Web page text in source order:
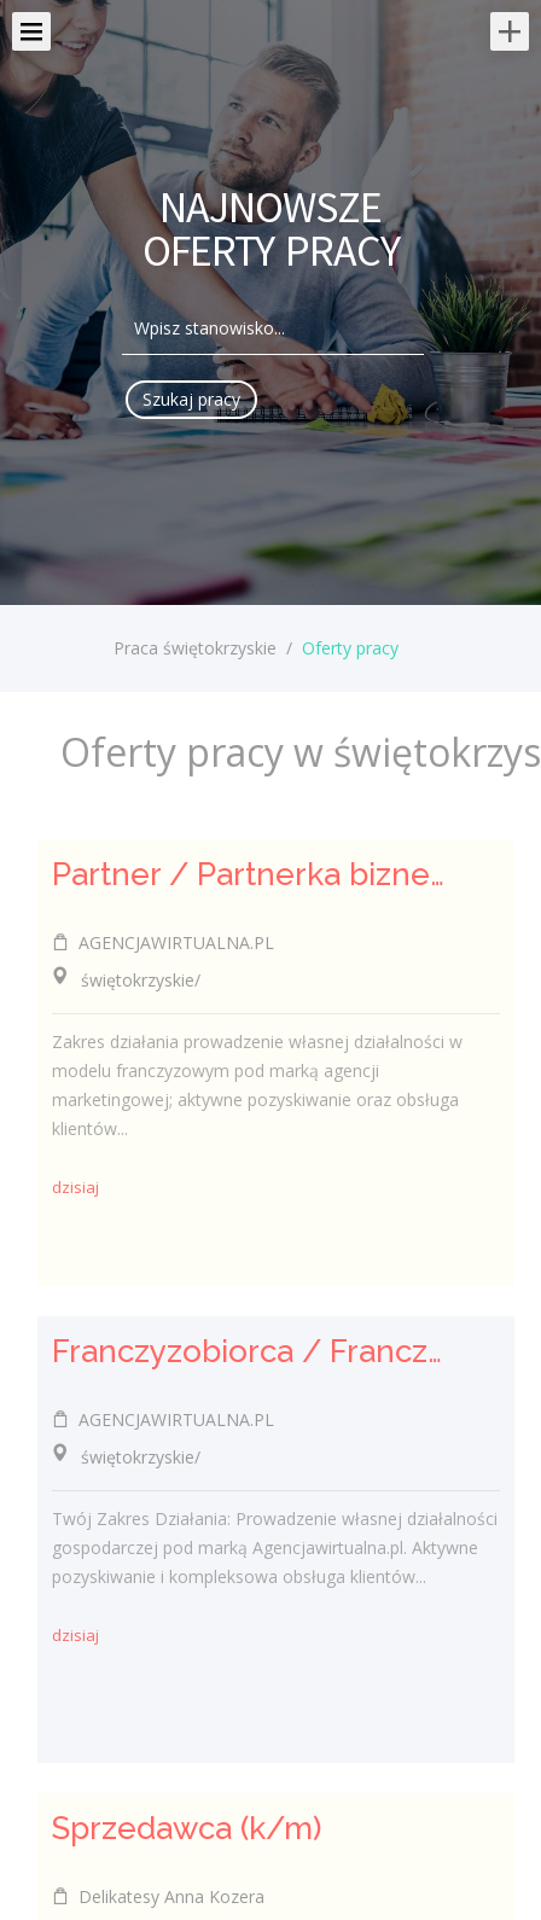
NAJNOWSZE
OFERTY PRACY
Praca świętokrzyskie / Oferty pracy
Oferty pracy w
Partner / Partnerka biznesowa – agencja marketingu internetowego (model franczyzowy)
AGENCJAWIRTUALNA.PL
świętokrzyskie/
Zakres działania prowadzenie własnej działalności w
modelu franczyzowym pod marką agencji
marketingowej; aktywne pozyskiwanie oraz obsługa
klientów...
dzisiaj
Franczyzobiorca / Franczyzobiorczyni Agencji Marketingowej
AGENCJAWIRTUALNA.PL
świętokrzyskie/
Twój Zakres Działania: Prowadzenie własnej działalności
gospodarczej pod marką Agencjawirtualna.pl. Aktywne
pozyskiwanie i kompleksowa obsługa klientów...
dzisiaj
Sprzedawca (k/m)
Delikatesy Anna Kozera